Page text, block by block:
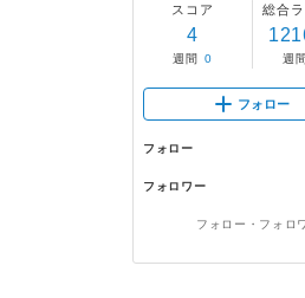
スコア
4
週間 0
総合
週間
フォロー
フォロー
フォロワー
フォロー・フォロ